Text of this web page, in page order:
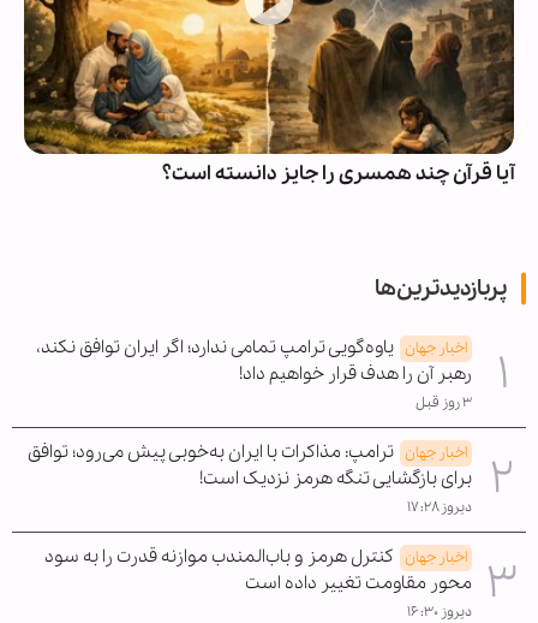
آیا قرآن چند همسری را جایز دانسته است؟
پربازدیدترین‌ها
اخبار جهان یاوه‌گویی ترامپ تمامی ندارد؛ اگر ایران توافق نکند،
رهبر آن را هدف قرار خواهیم داد!
۳ روز قبل
اخبار جهان ترامپ: مذاکرات با ایران به‌خوبی پیش می‌رود؛ توافق
برای بازگشایی تنگه هرمز نزدیک است!
دیروز ۱۷:۲۸
اخبار جهان کنترل هرمز و باب‌المندب موازنه قدرت را به سود
محور مقاومت تغییر داده است
دیروز ۱۶:۳۰